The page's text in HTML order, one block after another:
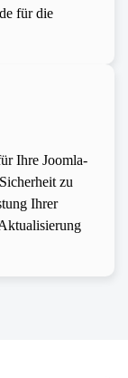
für die
Ihre Joomla-
zu
Ihrer